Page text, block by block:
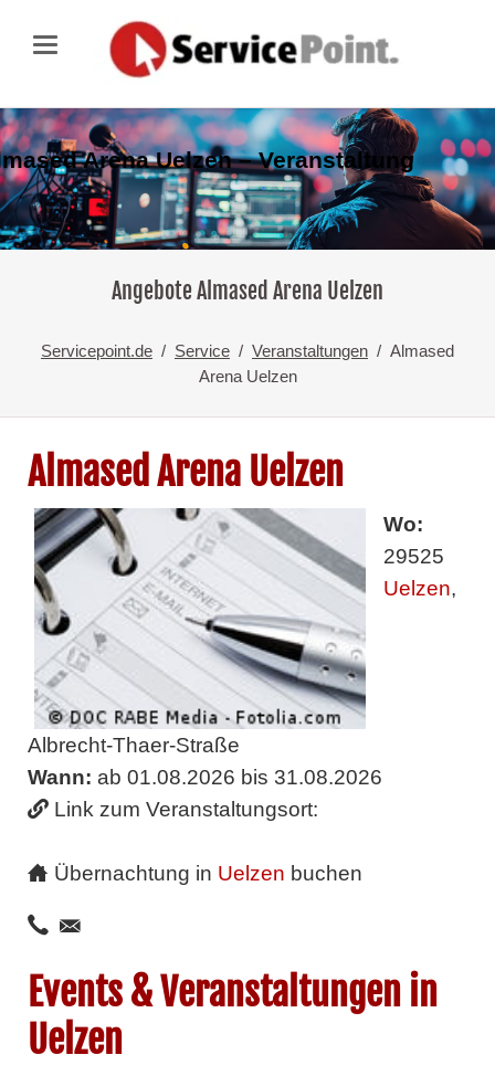
Arena Uelzen – Veranstaltung
Angebote Almased Arena Uelzen
Servicepoint.de Service Veranstaltungen
Almased
Arena Uelzen
Almased Arena Uelzen
Wo:
29525
Uelzen,
Albrecht-Thaer-Straße
Wann: ab 01.08.2026 bis 31.08.2026
Link zum Veranstaltungsort:
Übernachtung in Uelzen buchen
Events & Veranstaltungen in
Uelzen